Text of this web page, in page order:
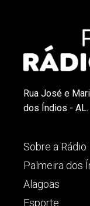
Rua José e
dos Índios - AL.
Sobre a Rádio
Palmeira dos
Alagoas
Esporte